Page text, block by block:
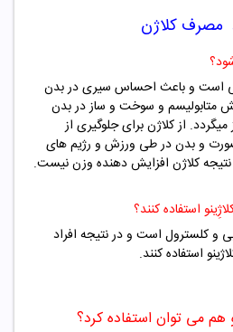
مصرف کلاژن
است و باعث احساس سیری در بدن
متابولیسم و سوخت و ساز در بدن
از کلاژن برای جلوگیری از
و بدن در طی ورزش و رژیم های
نتیجه کلاژن افزایش دهنده وزن نیست.
و کلسترول است و در نتیجه افراد
استفاده کنند.